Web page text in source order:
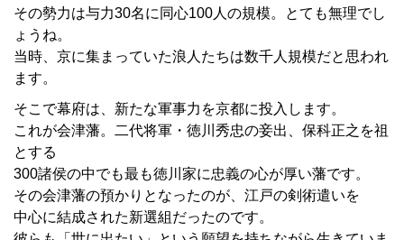
その勢力は与力30名に同心100人の規模。とても無理でし
ょうね。
当時、京に集まっていた浪人たちは数千人規模だと思われ
ます。
そこで幕府は、新たな軍事力を京都に投入します。
これが会津藩。二代将軍・徳川秀忠の妾出、保科正之を祖
とする
300諸侯の中でも最も徳川家に忠義の心が厚い藩です。
その会津藩の預かりとなったのが、江戸の剣術遣いを
中心に結成された新選組だったのです。